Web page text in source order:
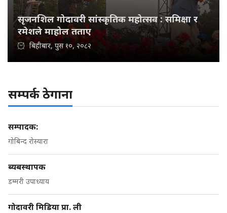
सृजनशिल गोदावरी सांस्कृतिक महोत्सव : समिक्षा र
रमेशले माहोल तताए
बिहीबार, पुस १०, २०८२
सम्पर्क ठेगाना
सम्पादक:
गोबिन्द रोस्यारा
ब्यबस्थापक
डम्मरी उपाध्याय
गोदावरी मिडिया प्रा. ली